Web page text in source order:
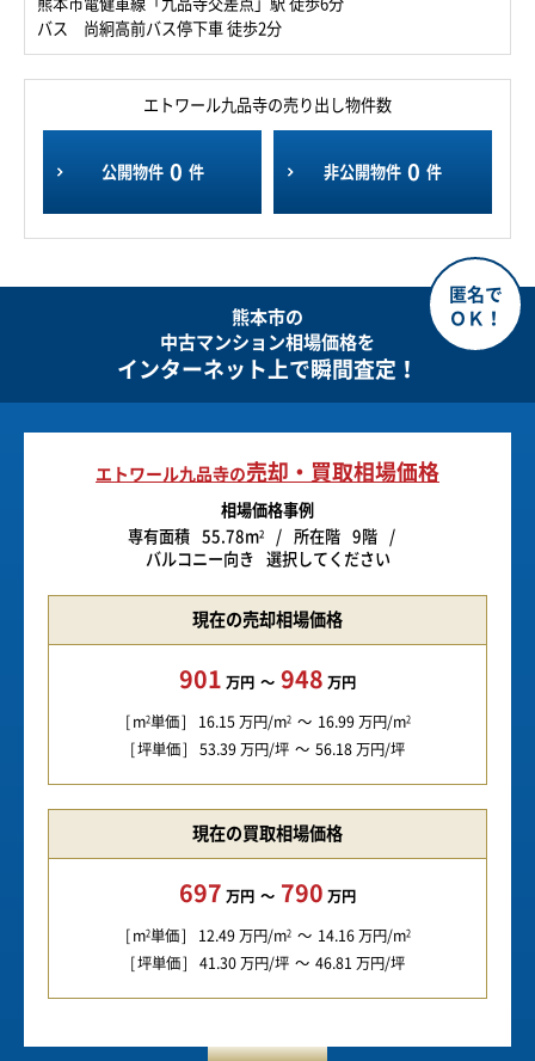
熊本市電健軍線「九品寺交差点」駅 徒歩6分
バス 尚絅高前バス停下車 徒歩2分
エトワール九品寺の売り出し物件数
公開物件 0 件 非公開物件 0 件
熊本市の
中古マンション相場価格を
インターネット上で瞬間査定！
エトワール九品寺の売却・買取相場価格
相場価格事例
専有面積
55.78m2 所在階
9階
バルコニー向き
選択してください
現在の売却相場価格
901 万円 948 万円
m2単価 16.15 万円/m2 16.99 万円/m2
坪単価 53.39 万円/坪 56.18 万円/坪
現在の買取相場価格
697 万円 790 万円
m2単価 12.49 万円/m2 14.16 万円/m2
坪単価 41.30 万円/坪 46.81 万円/坪